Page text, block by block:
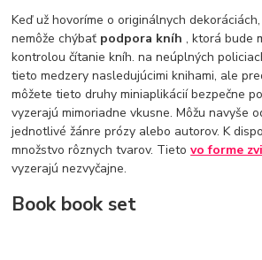
Keď už hovoríme o originálnych
nemôže chýbať podpora kníh, ktorá bude
kontrolou čítanie kníh. na neúplných
tieto medzery nasledujúcimi knihami, ale
môžete tieto druhy miniaplikácií bezpečne
vyzerajú mimoriadne vkusne. Môžu navyše
jednotlivé žánre prózy alebo autorov. K
množstvo rôznych tvarov. Tietovo forme
vyzerajú nezvyčajne.
Book book set